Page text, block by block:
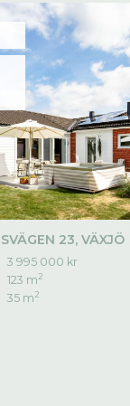
23, VÄXJÖ
3 995 000 kr
123 m2
35 m2